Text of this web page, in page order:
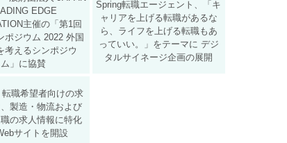
EDGE
主催の「第1回
ポジウム 2022 外国
考えるシンポジウ
ム」に協賛
Spring転職エージェント、「キ
ャリアを上げる転職があるな
ら、ライフを上げる転職もあ
っていい。」をテーマに デジ
タルサイネージ企画の展開
職希望者向けの求
製造・物流および
の求人情報に特化
サイトを開設